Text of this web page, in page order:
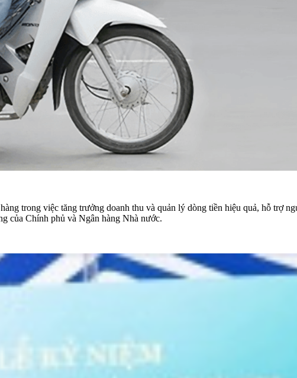
trong việc tăng trưởng doanh thu và quản lý dòng tiền hiệu quả, hỗ trợ
của Chính phủ và Ngân hàng Nhà nước.